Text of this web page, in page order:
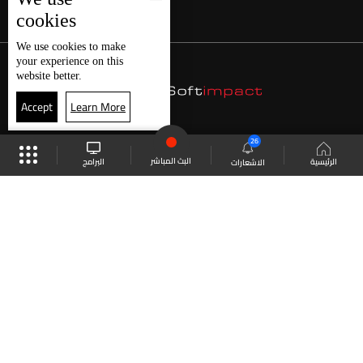
الرئيسية الاشعارات
26
البث المباشر البرامج
cookies
We use cookies to make
your experience on this
website better.
Accept Learn More
موقع البرامج الجدول البث المباشر